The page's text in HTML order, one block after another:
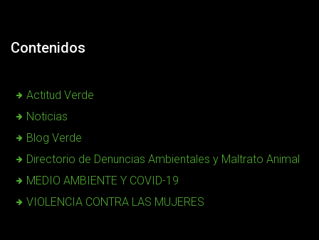
Contenidos
Actitud Verde
Noticias
Blog Verde
Directorio de Denuncias Ambientales y Maltrato Animal
MEDIO AMBIENTE Y COVID-19
VIOLENCIA CONTRA LAS MUJERES